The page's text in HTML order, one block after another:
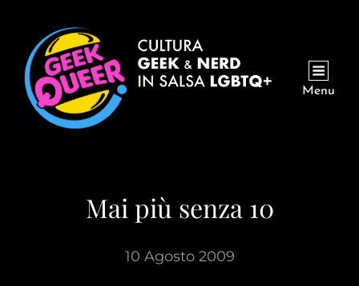
Menu
Mai più senza 10
10 Agosto 2009